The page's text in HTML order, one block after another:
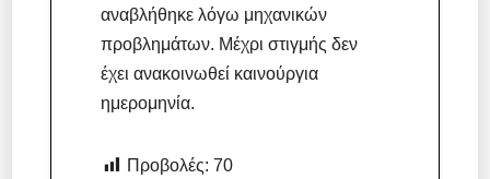
αναβλήθηκε λόγω μηχανικών
προβλημάτων. Μέχρι στιγμής δεν
έχει ανακοινωθεί καινούργια
ημερομηνία.
Προβολές: 70